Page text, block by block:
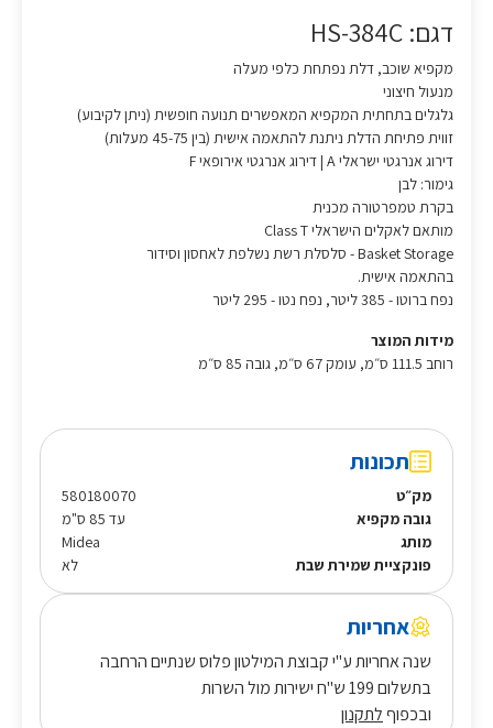
דגם: HS-384C
מקפיא שוכב, דלת נפתחת כלפי מעלה
מנעול חיצוני
גלגלים בתחתית המקפיא המאפשרים תנועה חופשית (ניתן לקיבוע)
זווית פתיחת הדלת ניתנת להתאמה אישית (בין 45-75 מעלות)
דירוג אנרגטי ישראלי A | דירוג אנרגטי אירופאי F
גימור: לבן
בקרת טמפרטורה מכנית
מותאם לאקלים הישראלי Class T
Basket Storage - סלסלת רשת נשלפת לאחסון וסידור
בהתאמה אישית.
נפח ברוטו - 385 ליטר, נפח נטו - 295 ליטר
מידות המוצר
רוחב 111.5 ס״מ, עומק 67 ס״מ, גובה 85 ס״מ
תכונות
מק״ט
580180070
גובה מקפיא
עד 85 ס"מ
מותג
Midea
פונקציית שמירת שבת
לא
אחריות
שנה אחריות ע"י קבוצת המילטון פלוס שנתיים הרחבה
בתשלום 199 ש"ח ישירות מול השרות
ובכפוףלתקנון